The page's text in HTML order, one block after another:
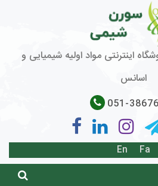
اینترنتی مواد اولیه شیمیایی و
اسانس
051-
Fa
En